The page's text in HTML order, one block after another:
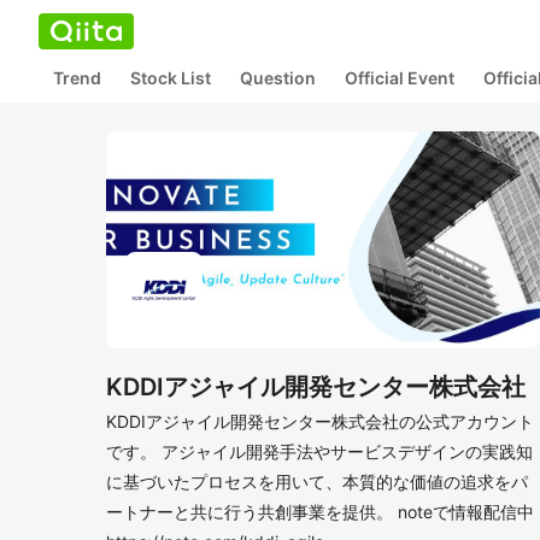
Trend Stock List Question Official Event
KDDIアジャイル開発センター株式会社
KDDIアジャイル開発センター株式会社の公式アカウント
です。 アジャイル開発手法やサービスデザインの実践知
に基づいたプロセスを用いて、本質的な価値の追求をパ
ートナーと共に行う共創事業を提供。 noteで情報配信中